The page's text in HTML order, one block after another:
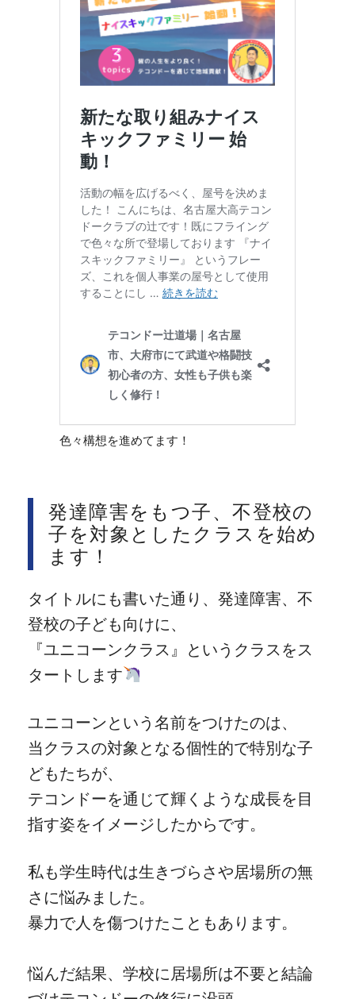
色々構想を進めてます！
発達障害をもつ子、不登校の
子を対象としたクラスを始め
ます！
タイトルにも書いた通り、発達障害、不
登校の子ども向けに、
『ユニコーンクラス』というクラスをス
タートします
ユニコーンという名前をつけたのは、
当クラスの対象となる個性的で特別な子
どもたちが、
テコンドーを通じて輝くような成長を目
指す姿をイメージしたからです。
私も学生時代は生きづらさや居場所の無
さに悩みました。
暴力で人を傷つけたこともあります。
悩んだ結果、学校に居場所は不要と結論